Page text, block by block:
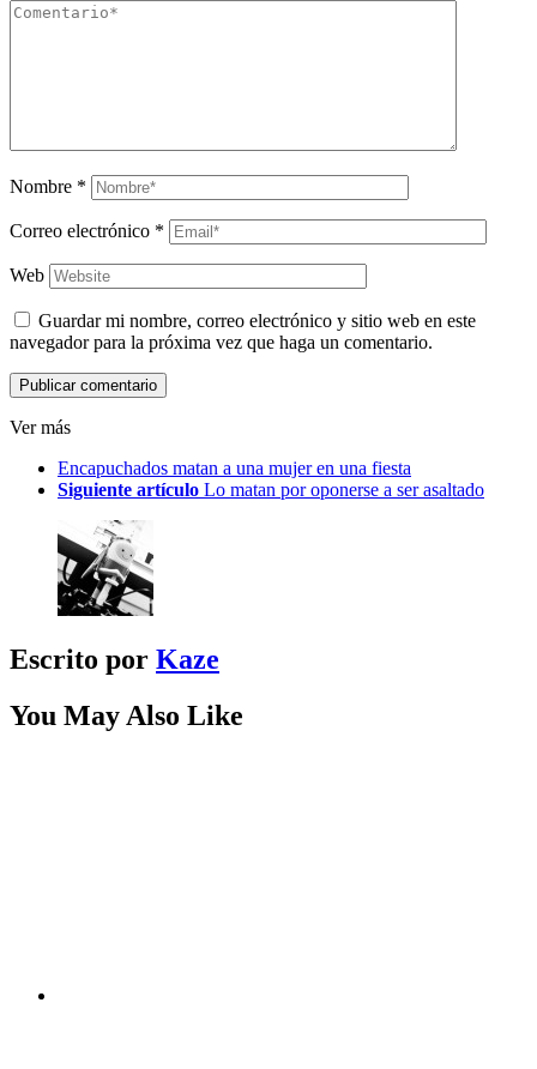
Nombre *
Correo electrónico *
Web
Guardar mi nombre, correo electrónico y sitio web en este
navegador para la próxima vez que haga un comentario.
Ver más
Encapuchados matan a una mujer en una fiesta
Siguiente artículo Lo matan por oponerse a ser asaltado
Escrito por Kaze
You May Also Like